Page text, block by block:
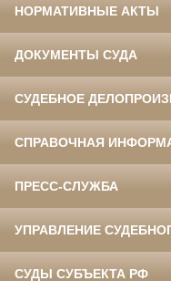
НОРМАТИВНЫЕ АКТЫ
ДОКУМЕНТЫ СУДА
СУДЕБНОЕ
СПРАВОЧНАЯ
ПРЕСС-СЛУЖБА
УПРАВЛЕНИЕ
СУДЫ СУБЪЕКТА РФ